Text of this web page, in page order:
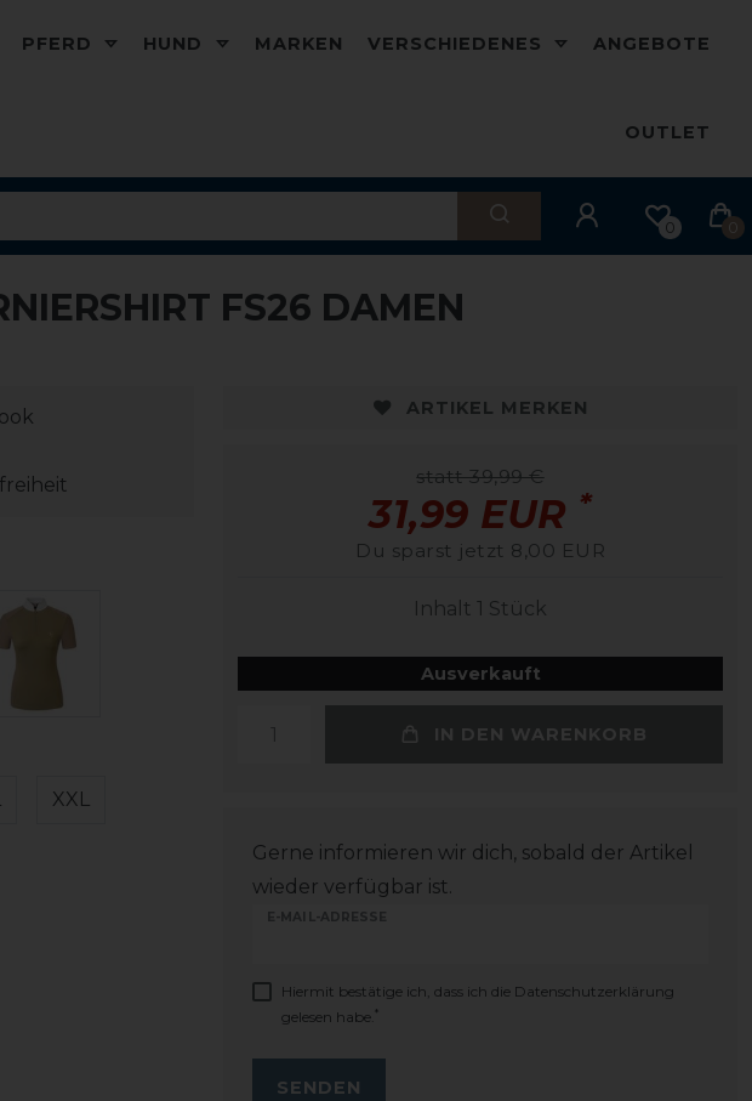
PFERD HUND MARKEN VERSCHIEDENES ANGEBOTE
OUTLET
0 0
FS26 DAMEN
XXL
ARTIKEL MERKEN
statt 39,99 €
31,99 EUR *
Du sparst jetzt 8,00 EUR
Inhalt 1 Stück
Ausverkauft
IN DEN WARENKORB
Gerne informieren wir dich, sobald der Artikel
wieder verfügbar ist.
E-MAIL-ADRESSE
Hiermit bestätige ich, dass ich die Daten­schutz­erklärung
gelesen habe. *
SENDEN